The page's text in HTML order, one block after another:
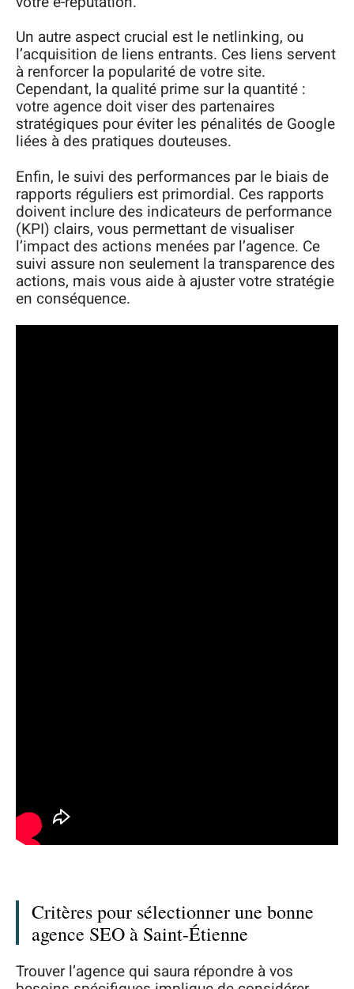
Un autre aspect crucial est le netlinking, ou
l’acquisition de liens entrants. Ces liens servent
à renforcer la popularité de votre site.
Cependant, la qualité prime sur la quantité :
votre agence doit viser des partenaires
stratégiques pour éviter les pénalités de Google
liées à des pratiques douteuses.
Enfin, le suivi des performances par le biais de
rapports réguliers est primordial. Ces rapports
doivent inclure des indicateurs de performance
(KPI) clairs, vous permettant de visualiser
l’impact des actions menées par l’agence. Ce
suivi assure non seulement la transparence des
actions, mais vous aide à ajuster votre stratégie
en conséquence.
Critères pour sélectionner une bonne
agence SEO à Saint-Étienne
Trouver l’agence qui saura répondre à vos